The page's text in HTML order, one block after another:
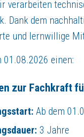
am Lernen?
Genauigkeit runden dein
richtig!
zwischen
bei guten Leistungen
bei guten
verarbeiten
Dank dem
und lernwillige
einen:
zur Fachkraft
Ab dem
3 Jahre